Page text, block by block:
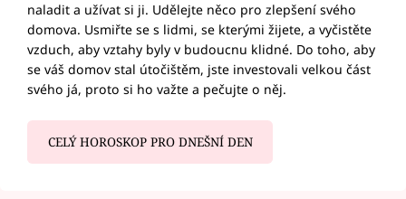
naladit a užívat si ji. Udělejte něco pro zlepšení svého
domova. Usmiřte se s lidmi, se kterými žijete, a vyčistěte
vzduch, aby vztahy byly v budoucnu klidné. Do toho, aby
se váš domov stal útočištěm, jste investovali velkou část
svého já, proto si ho važte a pečujte o něj.
CELÝ HOROSKOP PRO DNEŠNÍ DEN